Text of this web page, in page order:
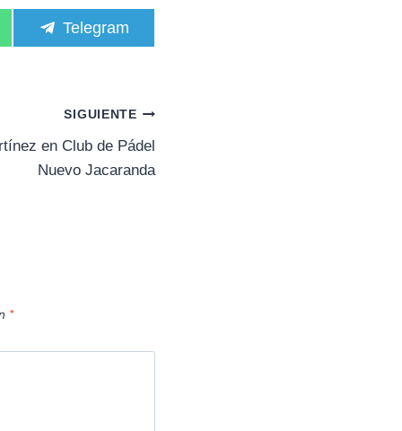
C
o
r
t
i
r
e
Telegram
SIGUIENTE
en Club de Pádel
Nuevo Jacaranda
*